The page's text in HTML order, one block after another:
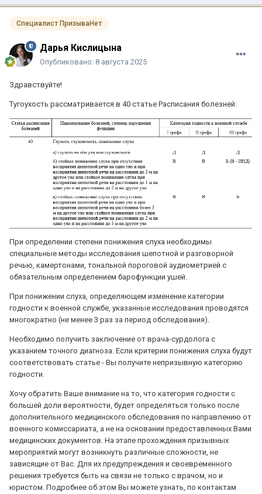
Специалист ПризываНет
Дарья Кислицына
Опубликовано: 8 августа 2025
Здравствуйте!
Тугоухость рассматривается в 40 статье Расписания болезней:
При определении степени понижения слуха необходимы
специальные методы исследования шепотной и разговорной
речью, камертонами, тональной пороговой аудиометрией с
обязательным определением барофункции ушей.
При понижении слуха, определяющем изменение категории
годности к военной службе, указанные исследования проводятся
многократно (не менее 3 раз за период обследования).
Необходимо получить заключение от врача-сурдолога с
указанием точного диагноза. Если критерии понижения слуха будут
соответствовать статье - Вы получите непризывную категорию
годности.
Хочу обратить Ваше внимание на то, что категория годности с
большей доли вероятности, будет определяться только после
дополнительного медицинского обследования по направлению от
военного комиссариата, а не на основании предоставленных Вами
медицинских документов. На этапе прохождения призывных
мероприятий могут возникнуть различные сложности, не
зависящие от Вас. Для их предупреждения и своевременного
решения требуется быть на связи не только с врачом, но и
юристом. Подробнее об этом Вы можете узнать, по контактам